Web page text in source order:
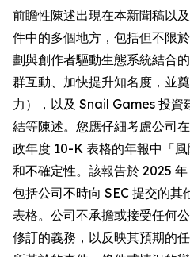
前瞻性陳述出現在本新聞稿以
件中的多個地方，包括但不限
劃與創作者驅動生態系統結合
群互動、加快提升知名度，並
力），以及 Snail Games 投資
結等陳述。您應仔細考慮公司
政年度 10-K 表格的年報中「
和不確定性。該報告於 2025
包括公司不時向 SEC 提交的
表格。公司不承擔或接受任何
修訂的義務，以反映其預期的